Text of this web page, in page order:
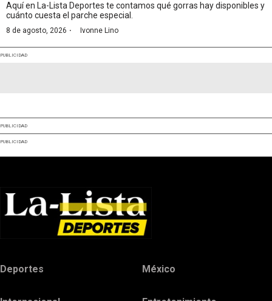
Aquí en La-Lista Deportes te contamos qué gorras hay disponibles y
cuánto cuesta el parche especial.
8 de agosto, 2026 · Ivonne Lino
PUBLICIDAD
PUBLICIDAD
PUBLICIDAD
Deportes México